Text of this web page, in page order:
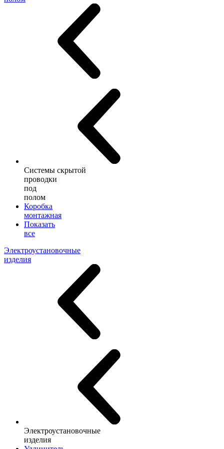
Системы скрытой
проводки
под
полом
Коробка
монтажная
Показать
все
Электроустановочные
изделия
Электроустановочные
изделия